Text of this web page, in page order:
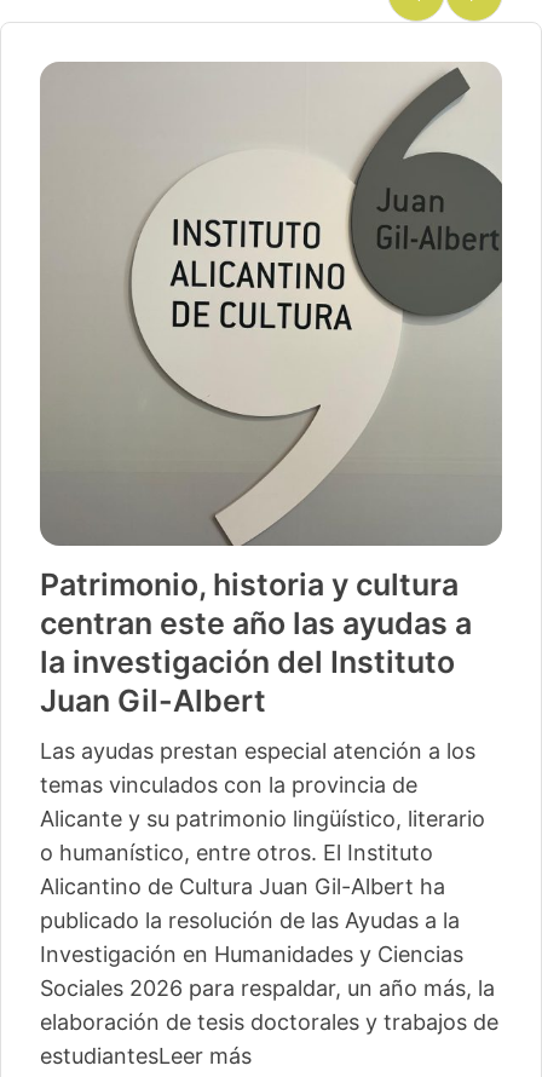
Patrimonio, historia y cultura
centran este año las ayudas a
la investigación del Instituto
Juan Gil-Albert
Las ayudas prestan especial atención a los
temas vinculados con la provincia de
Alicante y su patrimonio lingüístico, literario
o humanístico, entre otros. El Instituto
Alicantino de Cultura Juan Gil-Albert ha
publicado la resolución de las Ayudas a la
Investigación en Humanidades y Ciencias
Sociales 2026 para respaldar, un año más, la
elaboración de tesis doctorales y trabajos de
estudiantesLeer más